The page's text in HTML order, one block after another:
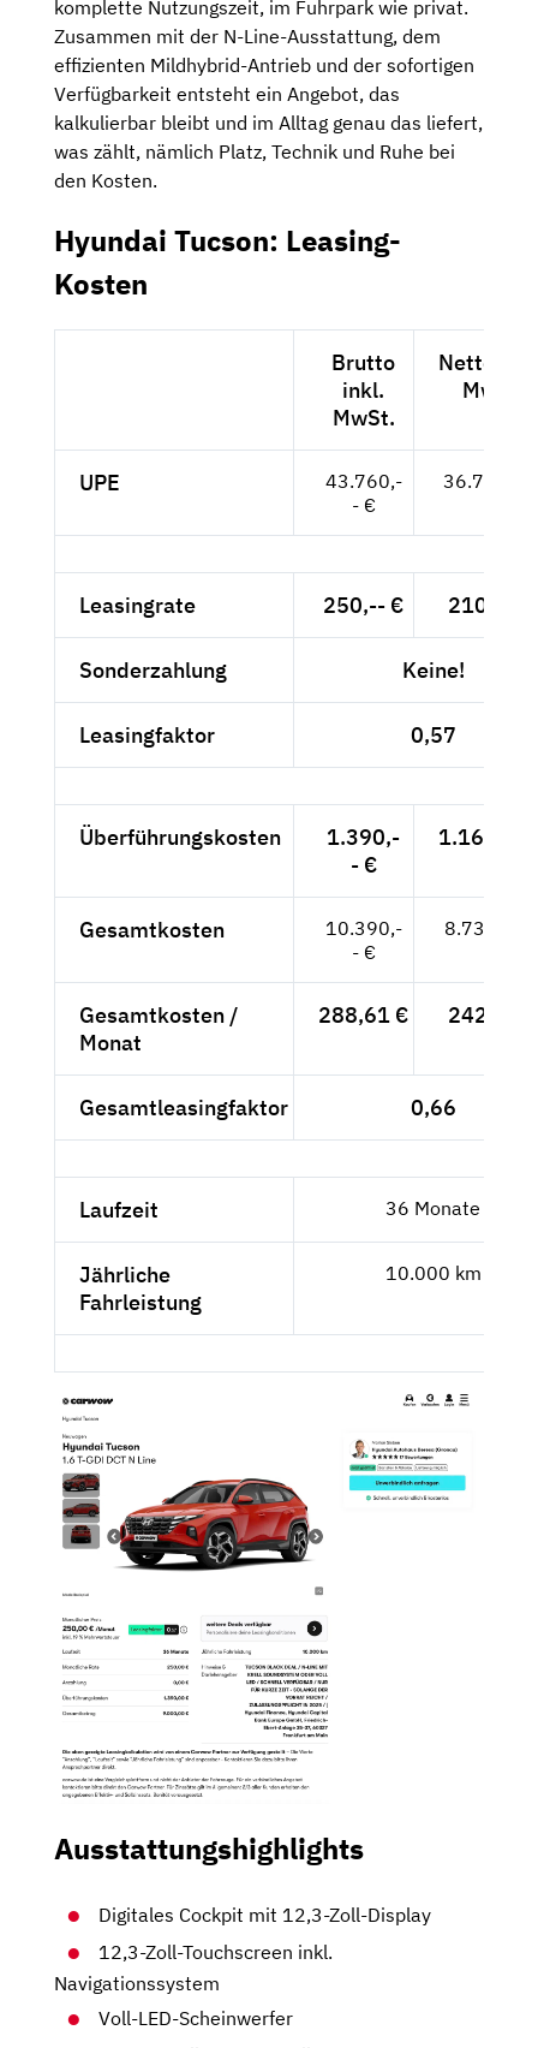
komplette Nutzungszeit, im Fuhrpark wie privat.
Zusammen mit der N-Line-Ausstattung, dem
effizienten Mildhybrid-Antrieb und der sofortigen
Verfügbarkeit entsteht ein Angebot, das
kalkulierbar bleibt und im Alltag genau das liefert,
was zählt, nämlich Platz, Technik und Ruhe bei
den Kosten.
Hyundai Tucson: Leasing-
Kosten
Brutto
inkl.
MwSt.
Netto
MwSt.
UPE
43.760,-
- €
36.773,--
Leasingrate 250,-- € 210,08 €
Sonderzahlung Keine!
Leasingfaktor 0,57
Überführungskosten
1.390,-
- €
1.168,07
Gesamtkosten
10.390,-
- €
8.731,09
Gesamtkosten /
Monat
288,61 € 242,53 €
Gesamtleasingfaktor 0,66
Laufzeit 36 Monate
Jährliche
Fahrleistung
10.000 km
Ausstattungshighlights
Digitales Cockpit mit 12,3-Zoll-Display
12,3-Zoll-Touchscreen inkl.
Navigationssystem
Voll-LED-Scheinwerfer